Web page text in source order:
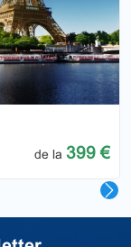
de la 399 €